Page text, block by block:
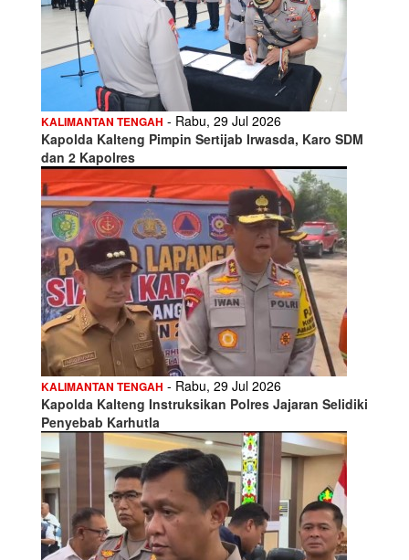
KALIMANTAN TENGAH - Rabu, 29 Jul 2026
Kapolda Kalteng Pimpin Sertijab Irwasda, Karo SDM
dan 2 Kapolres
KALIMANTAN TENGAH - Rabu, 29 Jul 2026
Kapolda Kalteng Instruksikan Polres Jajaran Selidiki
Penyebab Karhutla